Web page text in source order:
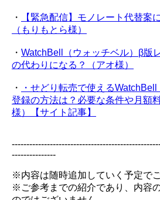
・
【緊急配信】モノレート代替案
（もりもとら様）
・ WatchBell（ウォッチベル）β版
の代わりになる？（アオ様）
・
・せどり転売で使える
登録の方法は？必要な条件や月額
様）【サイト記事】
---------------
※内容は随時追加していく予定でご
※ご参考までの紹介であり、内容